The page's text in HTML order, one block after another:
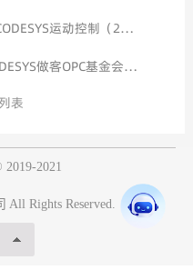
CODESYS直播课第六节-CODESYS运动控制（2）--CNC/轴组控制与机器人技术
【直播课】5月27日，CODESYS做客OPC基金会直播课，分享集成OPC UA协议的CODESYS控制器开发平台的经典案例
表
2021
All Rights Reserved.